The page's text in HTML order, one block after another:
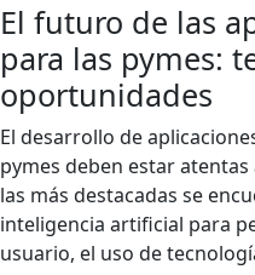
El futuro de las
para las pymes:
oportunidades
El desarrollo de
pymes deben estar
las más destacadas se
inteligencia artificial para
usuario, el uso de